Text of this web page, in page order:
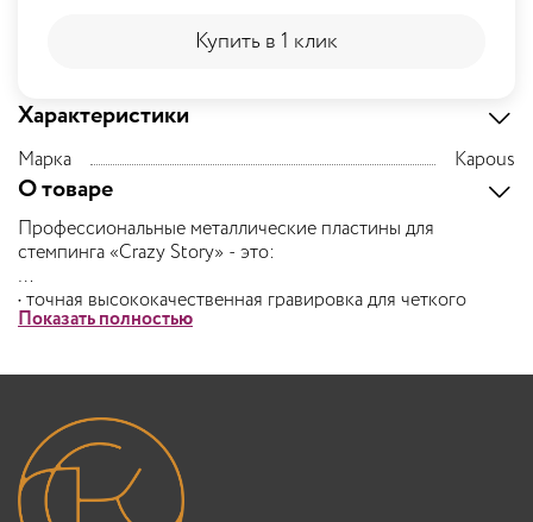
Характеристики
Марка Kapous
О товаре
Профессиональные металлические пластины для
стемпинга «Crazy Story» - это:
• точная высококачественная гравировка для четкого
переноса рисунка на ногти
• подходят для различных техник, одинаково хорошо
специальными стемпинг-лаками
• пластиковая подложка для комфортной работы
• индивидуальная красочная упаковка
• размер пластины 6 x 12 см
Показать полностью
Купить в 1 клик
Купить в 1 клик